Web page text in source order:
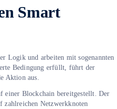
Smart
Logik und arbeiten mit sogenannten
Bedingung erfüllt, führt der
Aktion aus.
einer Blockchain bereitgestellt. Der
zahlreichen Netzwerkknoten